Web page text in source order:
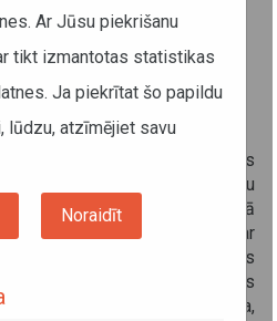
Kopējās
16. martā parakstīto Latvijas
nolīgumu par automobiļu
29. oktobrī Rīgā notika kārtējā
komisijas sanāksme par
jautājumiem. No Latvijas
Latvijas Republikas
departamenta,
Ar Jūsu piekrišanu
tikt izmantotas statistikas
Ja piekrītat šo papildu
lūdzu, atzīmējiet savu
Noraidīt